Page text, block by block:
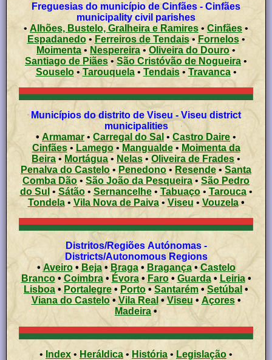
Freguesias do município de Cinfães - Cinfães
municipality civil parishes
• Alhões, Bustelo, Gralheira e Ramires • Cinfães•
Espadanedo• Ferreiros de Tendais•Fornelos•
Moimenta • Nespereira • Oliveira do Douro •
Santiago de Piães • São Cristóvão de Nogueira •
Souselo•Tarouquela• Tendais• Travanca•
Municípios do distrito de Viseu - Viseu district
municipalities
• Armamar • Carregal do Sal • Castro Daire •
Cinfães• Lamego• Mangualde• Moimenta da
Beira • Mortágua • Nelas •Oliveira de Frades•
Penalva do Castelo• Penedono • Resende• Santa
Comba Dão • São João da Pesqueira • São Pedro
do Sul •Sátão• Sernancelhe• Tabuaço• Tarouca•
Tondela• Vila Nova de Paiva•Viseu • Vouzela •
Distritos/Regiões Autónomas -
Districts/Autonomous Regions
• Aveiro• Beja• Braga• Bragança•Castelo
Branco• Coimbra• Évora• Faro• Guarda• Leiria•
Lisboa • Portalegre• Porto•Santarém • Setúbal •
Viana do Castelo•Vila Real •Viseu • Açores •
Madeira •
• Index • Heráldica • História • Legislação •